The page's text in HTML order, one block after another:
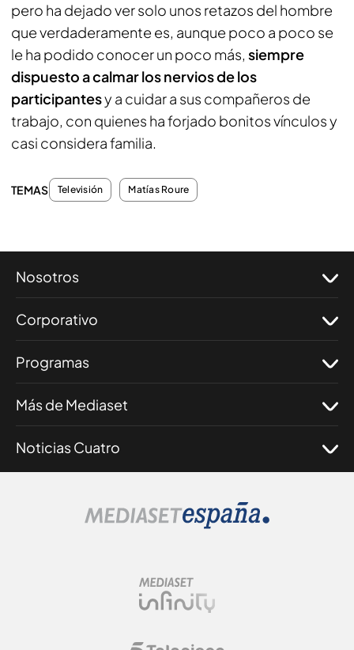
pero ha dejado ver solo unos retazos del hombre
que verdaderamente es, aunque poco a poco se
le ha podido conocer un poco más, siempre
dispuesto a calmar los nervios de los
participantesy a cuidar a sus compañeros de
trabajo, con quienes ha forjado bonitos vínculos y
casi considera familia.
TEMAS Televisión Matías Roure
Nosotros
Corporativo
Programas
Más de Mediaset
Noticias Cuatro